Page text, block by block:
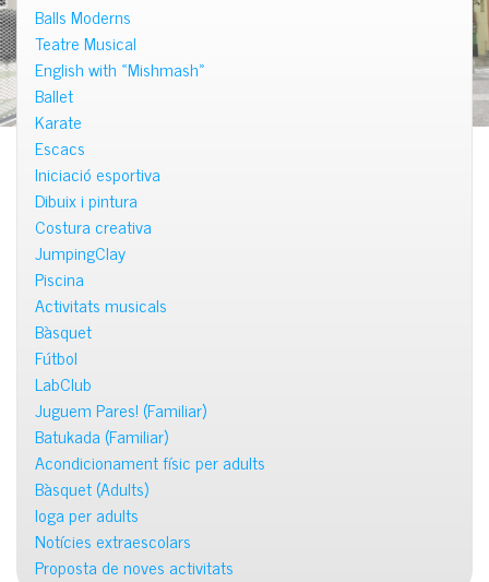
Balls Moderns
Teatre Musical
English with «Mishmash»
Ballet
Karate
Escacs
Iniciació esportiva
Dibuix i pintura
Costura creativa
JumpingClay
Piscina
Activitats musicals
Bàsquet
Fútbol
LabClub
Juguem Pares! (Familiar)
Batukada (Familiar)
Acondicionament físic per adults
Bàsquet (Adults)
Ioga per adults
Notícies extraescolars
Proposta de noves activitats